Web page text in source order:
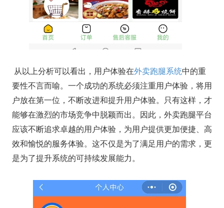
从以上分析可以看出，用户体验在外卖跑腿系统中的重
要性不言而喻。一个成功的系统必须注重用户体验，将用
户放在第一位，不断改进和提升用户体验。只有这样，才
能够在激烈的市场竞争中脱颖而出。因此，外卖跑腿平台
应该不断追求卓越的用户体验，为用户提供更加便捷、高
效和愉悦的服务体验。这不仅是为了满足用户的需求，更
是为了提升系统的可持续发展能力。